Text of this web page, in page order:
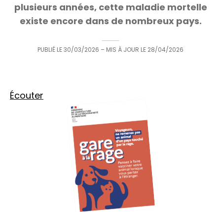
plusieurs années, cette maladie mortelle
existe encore dans de nombreux pays.
PUBLIÉ LE30/03/2026 – MIS À JOUR LE 28/04/2026
Écouter